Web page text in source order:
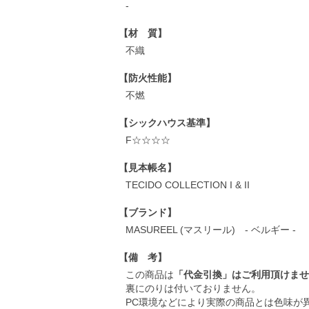
-
【材 質】
不織
【防火性能】
不燃
【シックハウス基準】
F☆☆☆☆
【見本帳名】
TECIDO COLLECTION I & II
【ブランド】
MASUREEL (マスリール) - ベルギー -
【備 考】
この商品は 「代金引換」はご利用頂けませ
裏にのりは付いておりません。
PC環境などにより実際の商品とは色味が